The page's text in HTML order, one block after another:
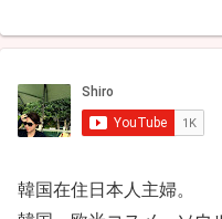
韓国在住日本人主婦。